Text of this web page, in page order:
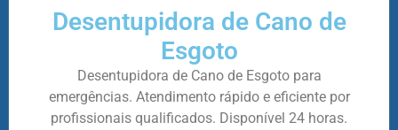
Desentupidora de Cano de
Esgoto
Desentupidora de Cano de Esgoto para
emergências. Atendimento rápido e eficiente por
profissionais qualificados. Disponível 24 horas.